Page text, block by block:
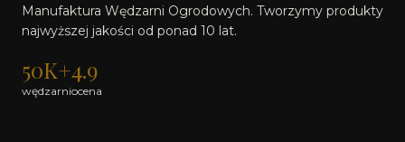
Manufaktura Wędzarni Ogrodowych. Tworzymy produkty
najwyższej jakości od ponad 10 lat.
50K+
wędzarni
4.9
ocena